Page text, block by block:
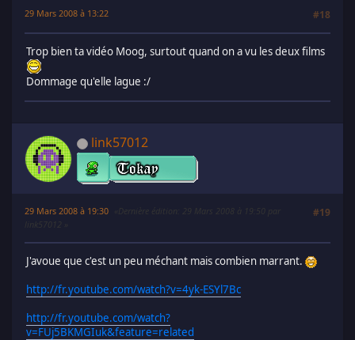
29 Mars 2008 à 13:22 #18
Trop bien ta vidéo Moog, surtout quand on a vu les deux films
Dommage qu'elle lague :/
link57012
29 Mars 2008 à 19:30 #19
Dernière édition
: 29 Mars 2008 à 19:50 par
J'avoue que c'est un peu méchant mais combien marrant.
http://fr.youtube.com/watch?v=4yk-ESYl7Bc
http://fr.youtube.com/watch?
v=FUj5BKMGIuk&feature=related